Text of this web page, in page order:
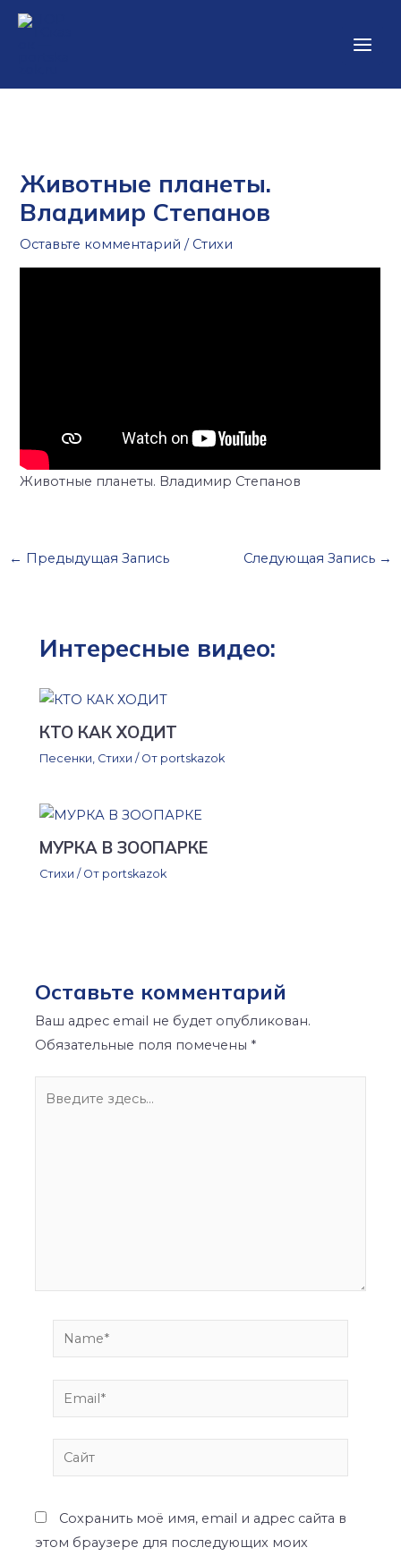
Перейти
Menu
Животные планеты.
Владимир Степанов
Оставьте комментарий / Стихи
Животные планеты. Владимир Степанов
← Предыдущая Запись Следующая Запись →
Интересные видео:
КТО КАК ХОДИТ
Песенки Стихи / От portskazok
МУРКА В ЗООПАРКЕ
Стихи / От portskazok
Оставьте комментарий
Ваш адрес email не будет опубликован.
Обязательные поля помечены *
Name*
Email*
Сайт
Сохранить моё имя, email и адрес сайта в
этом браузере для последующих моих